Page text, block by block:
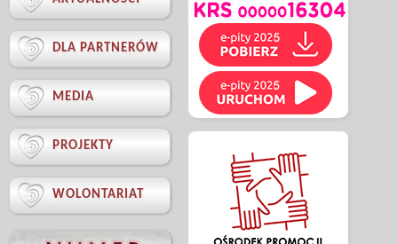
 DLA PARTNERÓW
 MEDIA
 PROJEKTY
 WOLONTARIAT